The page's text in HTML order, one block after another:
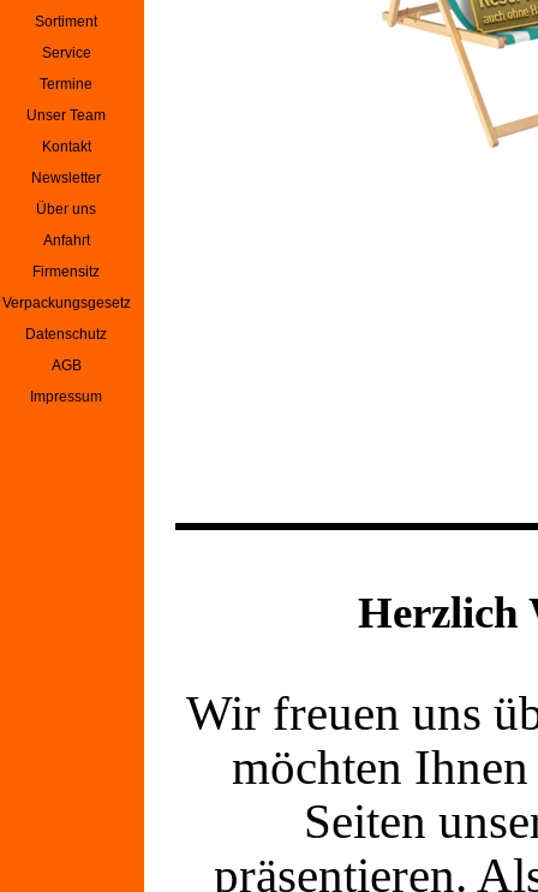
Sortiment
Service
Termine
Unser Team
Kontakt
Newsletter
Über uns
Anfahrt
Firmensitz
Verpackungsgesetz
Datenschutz
AGB
Impressum
Herzlich
Wir freuen uns
möchten
Seiten
präsentieren.